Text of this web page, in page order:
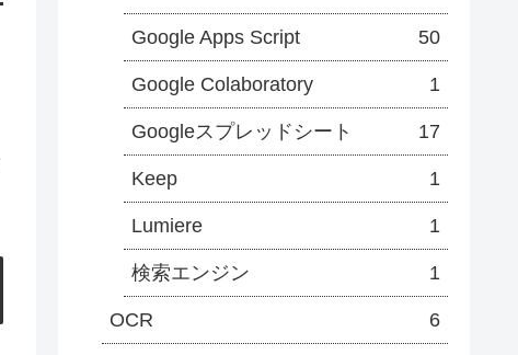
Google Apps Script 50
Google Colaboratory 1
Googleスプレッドシート 17
Keep 1
Lumiere 1
検索エンジン 1
OCR 6